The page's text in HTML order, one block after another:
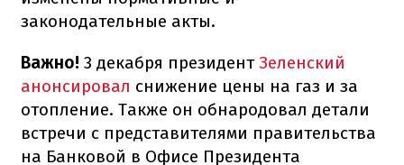
законодательные акты.
Важно! 3 декабря президентЗеленский
анонсировал снижение цены на газ и за
отопление. Также он обнародовал детали
встречи с представителями правительства
на Банковой в Офисе Президента